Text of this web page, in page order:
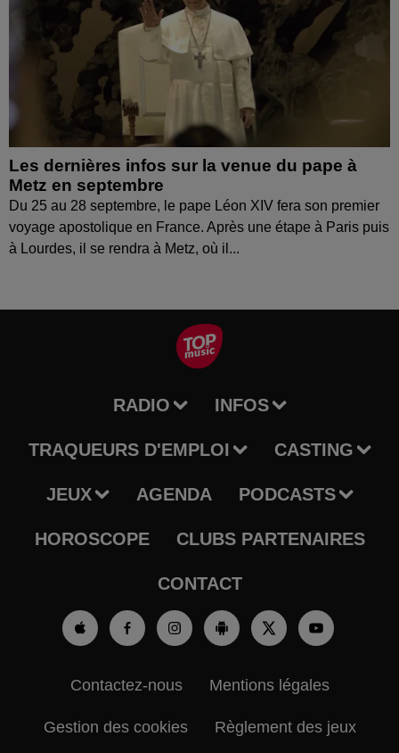
Les dernières infos sur la venue du pape à
Metz en septembre
Du 25 au 28 septembre, le pape Léon XIV fera son premier
voyage apostolique en France. Après une étape à Paris puis
à Lourdes, il se rendra à Metz, où il...
RADIO INFOS
TRAQUEURS D'EMPLOI CASTING
JEUX AGENDA PODCASTS
HOROSCOPE CLUBS PARTENAIRES
CONTACT
Contactez-nous Mentions légales
Gestion des cookies Règlement des jeux